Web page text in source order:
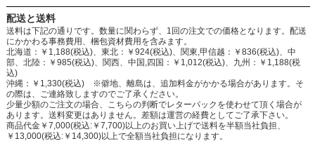
配送と送料
送料は下記の通りです。数量に関わらず、1回の注文での価格となります。配送
にかかわる事務費用、梱包資材費用を含みます。
北海道：￥1,188(税込)、東北：￥924(税込)、関東,甲信越：￥836(税込)、中
部、北陸：￥985(税込)、関西、中国,四国：￥1,012(税込)、九州：￥1,188(税
込)
沖縄：￥1,330(税込) ※僻地、離島は、追加料金がかかる場合があります。そ
の際は、ご連絡致しますのでご了承ください。
少量少額のご注文の場合、こちらの判断でレターパックを使わせて頂く場合が
あります。送料変更はありません。差額は運営の経費としてご了承下さい。
商品代金￥7,000(税込:￥7,700)以上のお買い上げで送料を半額当社負担、
￥13,000(税込:￥14,300)以上で全額当社負担になります。